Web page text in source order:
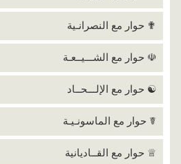
✟ حوار مع النصرانـية
☫ حوار مع الشـــيــعـة
☯ حوار مع الإلـــحــاد
☤ حوار مع الماسونـيـة
♕ حوار مع القــاديانية